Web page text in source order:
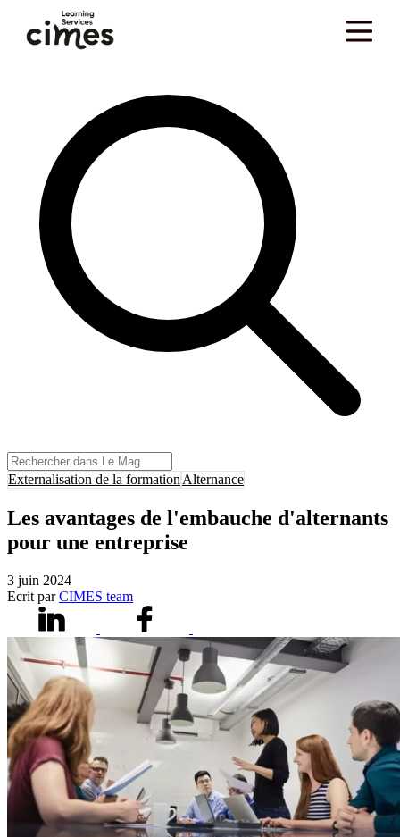
Skip to main content
Vous êtes ici :Accueil
Alternance
Les avantages de l'embauche d'alternants pour une entreprise
Rechercher dans Le Mag
Externalisation de la formation Alternance
Les avantages de l'embauche d'alternants
pour une entreprise
3 juin 2024
Ecrit parCIMES team